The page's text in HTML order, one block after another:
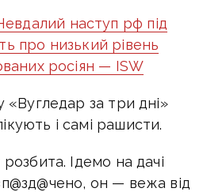
наступ рф під
про низький рівень
росіян — ISW
«Вугледар за три дні»
і самі рашисти.
Ідемо на дачі
он — вежа від